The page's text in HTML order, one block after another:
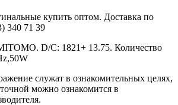
купить оптом. Доставка по
340 71 39
D/C: 1821+ 13.75. Количество
служат в ознакомительных целях,
можно ознакомится в